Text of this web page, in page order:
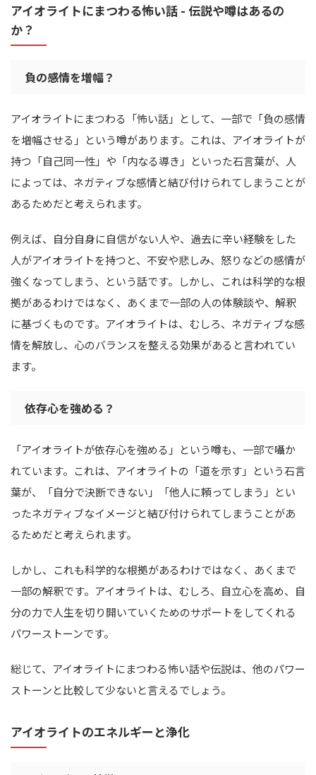
アイオライトにまつわる怖い話 - 伝説や噂はあるの
か？
負の感情を増幅？
アイオライトにまつわる「怖い話」として、一部で「負の感情
を増幅させる」という噂があります。これは、アイオライトが
持つ「自己同一性」や「内なる導き」といった石言葉が、人
によっては、ネガティブな感情と結び付けられてしまうことが
あるためだと考えられます。
例えば、自分自身に自信がない人や、過去に辛い経験をした
人がアイオライトを持つと、不安や悲しみ、怒りなどの感情が
強くなってしまう、という話です。しかし、これは科学的な根
拠があるわけではなく、あくまで一部の人の体験談や、解釈
に基づくものです。アイオライトは、むしろ、ネガティブな感
情を解放し、心のバランスを整える効果があると言われてい
ます。
依存心を強める？
「アイオライトが依存心を強める」という噂も、一部で囁か
れています。これは、アイオライトの「道を示す」という石言
葉が、「自分で決断できない」「他人に頼ってしまう」とい
ったネガティブなイメージと結び付けられてしまうことがあ
るためだと考えられます。
しかし、これも科学的な根拠があるわけではなく、あくまで
一部の解釈です。アイオライトは、むしろ、自立心を高め、自
分の力で人生を切り開いていくためのサポートをしてくれる
パワーストーンです。
総じて、アイオライトにまつわる怖い話や伝説は、他のパワー
ストーンと比較して少ないと言えるでしょう。
アイオライトのエネルギーと浄化